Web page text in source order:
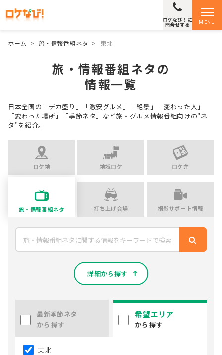
MENU
ロケなび！に
問合せする
ホーム > 旅・情報番組ネタ > 東北
旅・情報番組ネタの
情報一覧
日本全国の「デカ盛り」「激安グルメ」「絶景」「変わった人」
「変わった場所」「季節ネタ」など旅・グルメ情報番組向けの"ネ
タ"を紹介。
ロケ地 地域ロケ ロケ弁
旅・情報番組ネタ 打ち上げ会場 撮影サポート情報
詳細から探す
最新季節ネタ
から探す
希望エリア
から探す
東北